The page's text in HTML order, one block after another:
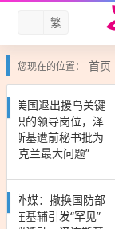
繁
您现在的位置： 首页